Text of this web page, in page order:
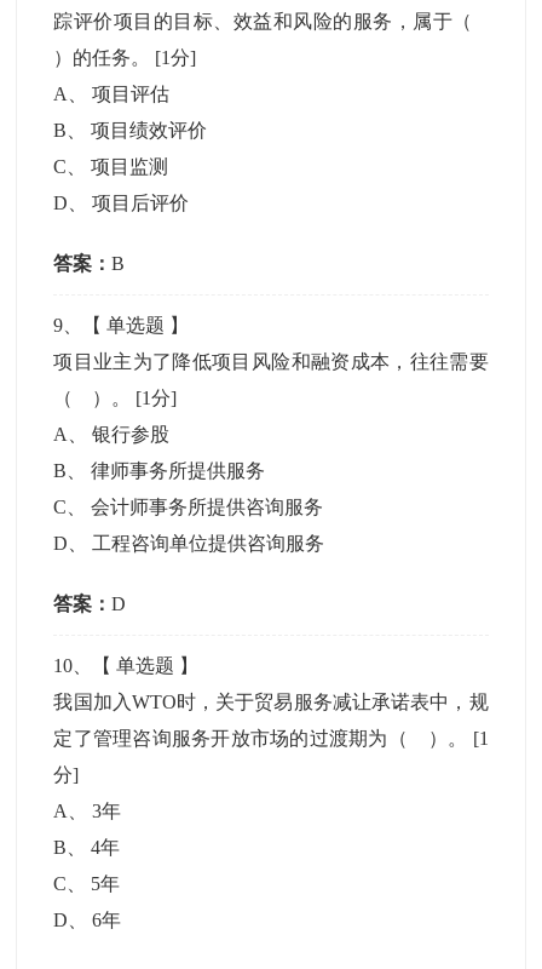
踪评价项目的目标、效益和风险的服务，属于（
）的任务。 [1分]
A
、项目评估
B 、项目绩效评价
C 、项目监测
D 、项目后评价
答案：B
9 、【单选题 】
项目业主为了降低项目风险和融资成本，往往需要
（ ）。 [1分]
A
、银行参股
B 、律师事务所提供服务
C 、会计师事务所提供咨询服务
D
工程咨询单位提供咨询服务
答案：D
10 、【单选题 】
我国加入WTO时，关于贸易服务减让承诺表中，规
定了管理咨询服务开放市场的过渡期为（ ）。 [1
分]
A
、3年
B 、4年
C
5年
D 、6年